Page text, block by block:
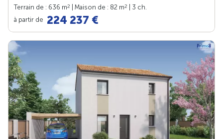
Terrain de : 636 m2 | Maison de : 82 m2
| 3 ch.
à partir de 224 237 €